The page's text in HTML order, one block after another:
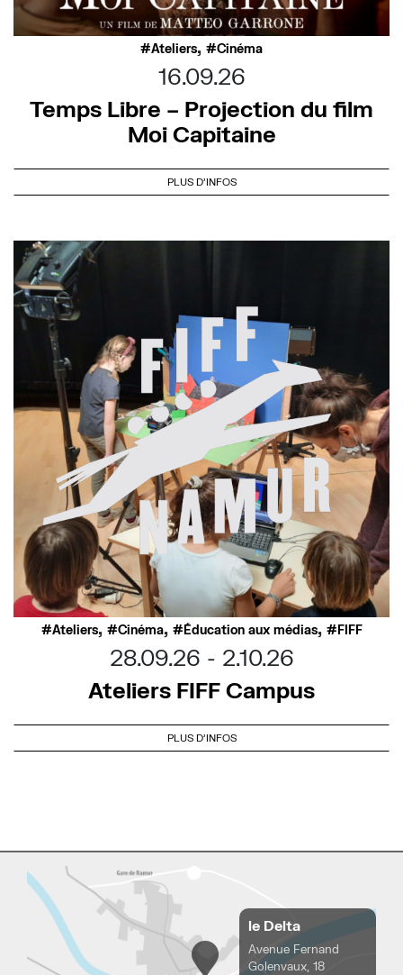
Ateliers, Cinéma
16.09.26
Temps Libre – Projection du film
Moi Capitaine
PLUS D'INFOS
Ateliers, Cinéma, Éducation aux médias, FIFF
28.09.26
2.10.26
Ateliers FIFF Campus
PLUS D'INFOS
le Delta
Avenue Fernand
Golenvaux, 18